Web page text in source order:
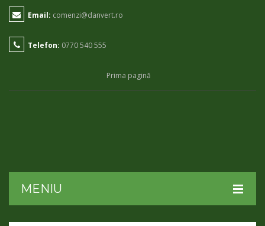
Email: comenzi@danvert.ro
Telefon: 0770 540 555
Prima pagină
MENIU
HOME